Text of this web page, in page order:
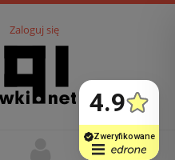
Zaloguj się